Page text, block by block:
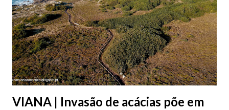
apresentar Alice Vieira, escritora e jornalista. A 23 de fevereiro a
iniciativa trará a Viana do Castelo o conceituado ator brasileiro
Lima Duarte seguindo-se a 16 de março , Eduardo Isaac,
guitarrista clássico argentino, terminando este ciclo de
conversa...
VIANA | Invasão de acácias põe em